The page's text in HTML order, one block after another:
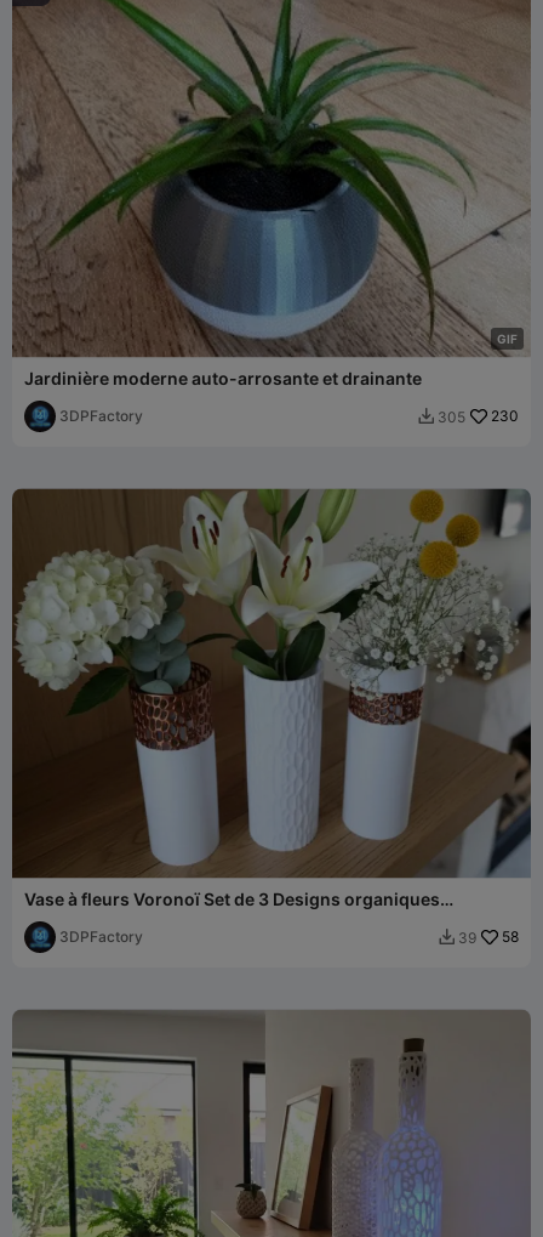
GIF
Jardinière moderne auto-arrosante et drainante
3DPFactory  305 230
Vase à fleurs Voronoï Set de 3 Designs organiques
contemporains
3DPFactory  39 58